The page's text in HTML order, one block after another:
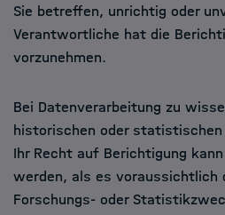
Sie betreffen, unrichtig oder
Verantwortliche hat die
vorzunehmen.
Bei Datenverarbeitung zu
historischen oder
Ihr Recht auf Berichtigung
werden, als es voraussichtlich
Forschungs- oder